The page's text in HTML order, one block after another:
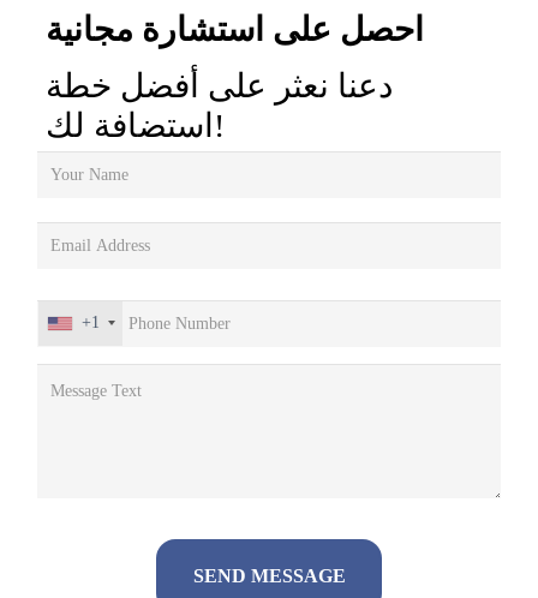
احصل على استشارة مجانية
دعنا نعثر على أفضل خطة
استضافة لك!
+1